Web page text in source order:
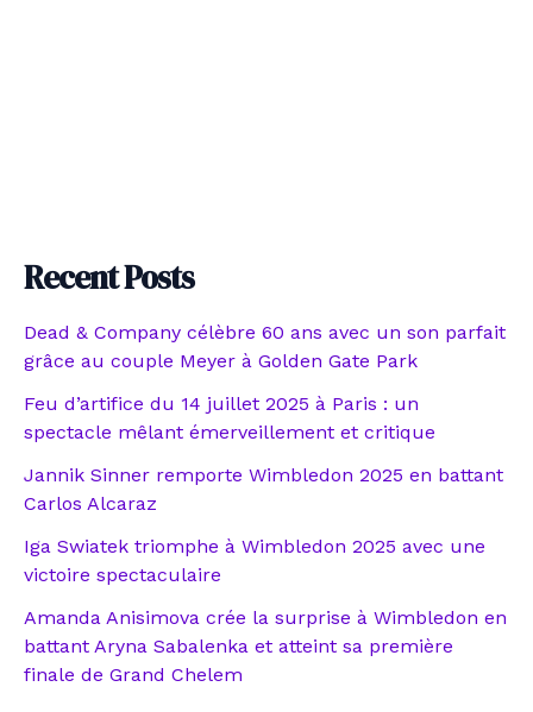
Recent Posts
Dead & Company célèbre 60 ans avec un son parfait
grâce au couple Meyer à Golden Gate Park
Feu d’artifice du 14 juillet 2025 à Paris : un
spectacle mêlant émerveillement et critique
Jannik Sinner remporte Wimbledon 2025 en battant
Carlos Alcaraz
Iga Swiatek triomphe à Wimbledon 2025 avec une
victoire spectaculaire
Amanda Anisimova crée la surprise à Wimbledon en
battant Aryna Sabalenka et atteint sa première
finale de Grand Chelem